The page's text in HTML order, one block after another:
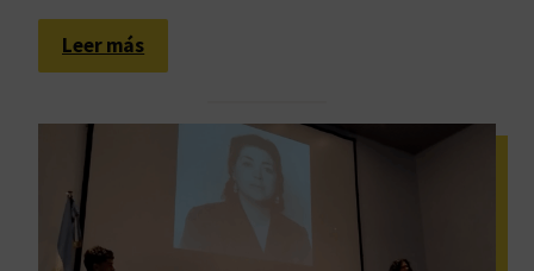
u
e
s
Leer más:
L